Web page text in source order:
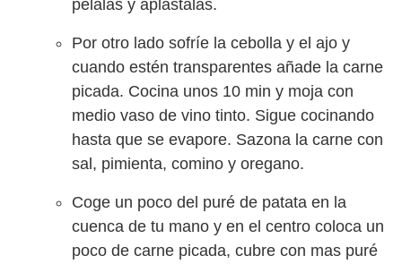
pélalas y aplástalas.
Por otro lado sofríe la cebolla y el ajo y
cuando estén transparentes añade la carne
picada. Cocina unos 10 min y moja con
medio vaso de vino tinto. Sigue cocinando
hasta que se evapore. Sazona la carne con
sal, pimienta, comino y oregano.
Coge un poco del puré de patata en la
cuenca de tu mano y en el centro coloca un
poco de carne picada, cubre con mas puré